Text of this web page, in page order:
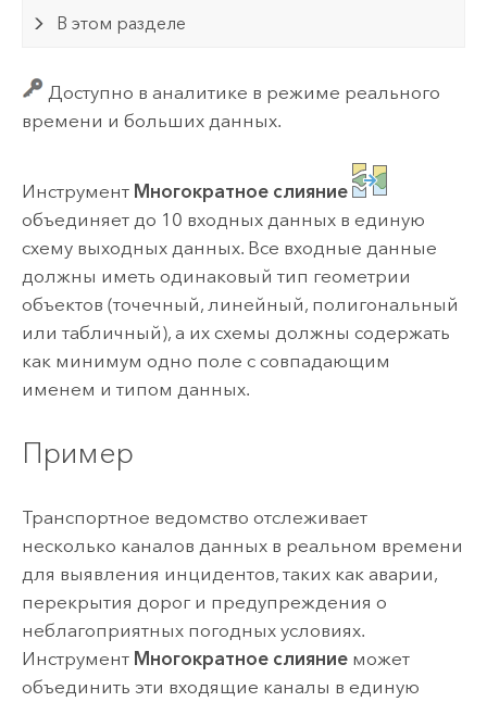
В этом разделе
Доступно в аналитике в режиме реального
времени и больших данных.
Инструмент Многократное слияние
объединяет до 10 входных данных в единую
схему выходных данных. Все входные данные
должны иметь одинаковый тип геометрии
объектов (точечный, линейный, полигональный
или табличный), а их схемы должны содержать
как минимум одно поле с совпадающим
именем и типом данных.
Пример
Транспортное ведомство отслеживает
несколько каналов данных в реальном времени
для выявления инцидентов, таких как аварии,
перекрытия дорог и предупреждения о
неблагоприятных погодных условиях.
Инструмент Многократное слияниеможет
объединить эти входящие каналы в единую